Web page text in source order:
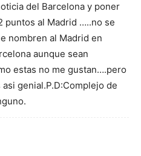
del Barcelona y poner
puntos al Madrid …..no se
nombren al Madrid en
aunque sean
estas no me gustan….pero
genial.P.D:Complejo de